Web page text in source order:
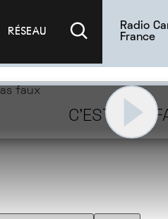
RÉSEAU
Radio
France
C'EST PAS